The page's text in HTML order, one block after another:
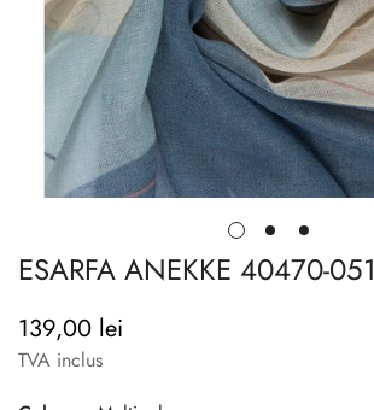
ESARFA ANEKKE 40470-051
Pret
139,00 lei
TVA inclus